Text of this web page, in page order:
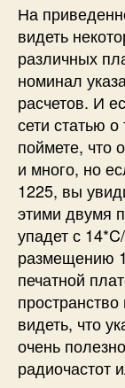
На
видеть
различных
номинал
расчетов. И
сети статью
поймете, что
и много, но
1225, вы
этими двумя
упадет с
размещению
печатной
видеть, что
очень
радиочастот